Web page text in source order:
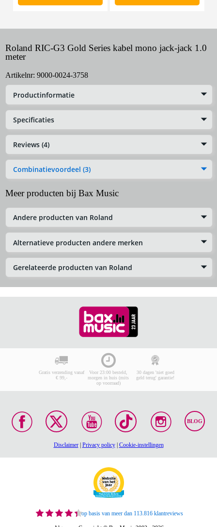
Roland RIC-G3 Gold Series kabel mono jack-jack 1.0
meter
Artikelnr: 9000-0024-3758
Productinformatie
Specificaties
Reviews (4)
Combinatievoordeel (3)
Meer producten bij Bax Music
Andere producten van Roland
Alternatieve producten andere merken
Gerelateerde producten van Roland
Gratis verzending vanaf
€ 99,-
Voor 23:00 besteld,
morgen in huis (mits
op voorraad)
30 dagen 'niet goed
geld terug' garantie!
BLOG
Disclaimer| Privacy policy| Cookie-instellingen
op basis van meer dan 113.816 klantreviews